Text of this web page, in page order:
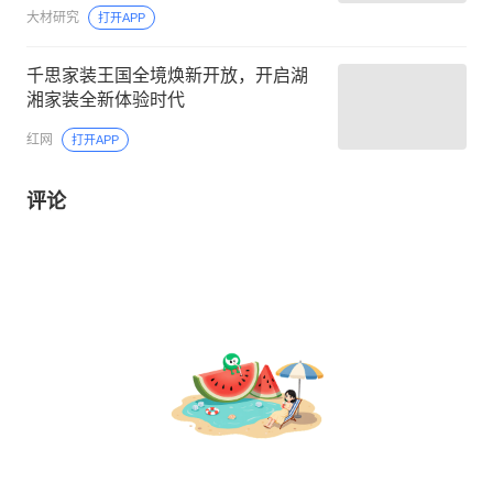
大材研究 打开APP
千思家装王国全境焕新开放，开启湖
湘家装全新体验时代
红网 打开APP
评论